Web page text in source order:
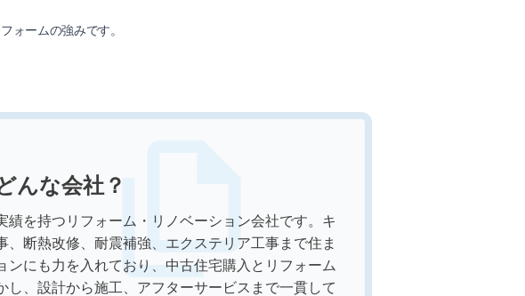
ォームの強みです。
んな会社？
を持つリフォーム・リノベーション会社です。キ
断熱改修、耐震補強、エクステリア工事まで住ま
にも力を入れており、中古住宅購入とリフォーム
、設計から施工、アフターサービスまで一貫して